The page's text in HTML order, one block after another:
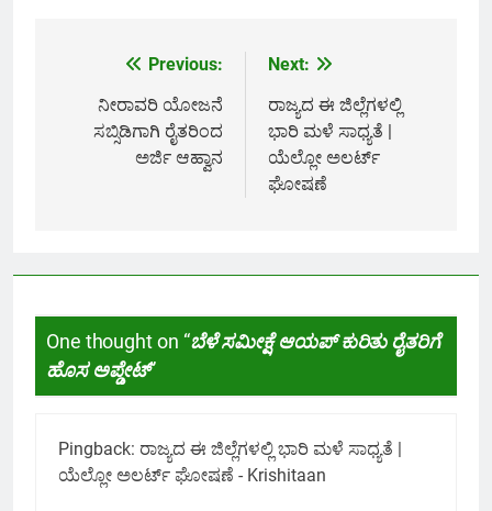
navigation
Previous:
ನೀರಾವರಿ ಯೋಜನೆ
ಸಬ್ಸಿಡಿಗಾಗಿ ರೈತರಿಂದ
ಅರ್ಜಿ ಆಹ್ವಾನ
Next:
ರಾಜ್ಯದ ಈ ಜಿಲ್ಲೆಗಳಲ್ಲಿ
ಭಾರಿ ಮಳೆ ಸಾಧ್ಯತೆ |
ಯೆಲ್ಲೋ ಅಲರ್ಟ್
ಘೋಷಣೆ
One thought on “ಬೆಳೆ ಸಮೀಕ್ಷೆ ಆಯಪ್ ಕುರಿತು ರೈತರಿಗೆ
ಹೊಸ ಅಪ್ಡೇಟ್”
Pingback: ರಾಜ್ಯದ ಈ ಜಿಲ್ಲೆಗಳಲ್ಲಿ ಭಾರಿ ಮಳೆ ಸಾಧ್ಯತೆ |
ಯೆಲ್ಲೋ ಅಲರ್ಟ್ ಘೋಷಣೆ - Krishitaan